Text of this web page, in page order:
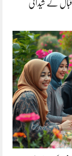
اقبال کے شیدائی